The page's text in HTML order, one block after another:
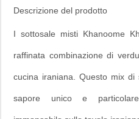
Descrizione del prodotto
I sottosale misti Khanoome
raffinata combinazione di
cucina iraniana. Questo mix
sapore unico e